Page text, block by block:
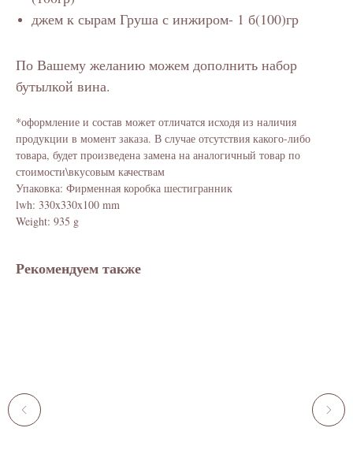
джем к сырам Груша с инжиром- 1 б(100)гр
По Вашему желанию можем дополнить набор
бутылкой вина.
*оформление и состав может отличатся исходя из наличия
продукции в момент заказа. В случае отсутствия какого-либо
товара, будет произведена замена на аналогичный товар по
стоимости\вкусовым качествам
Упаковка: Фирменная коробка шестигранник
lwh: 330x330x100 mm
Weight: 935 g
Рекомендуем также